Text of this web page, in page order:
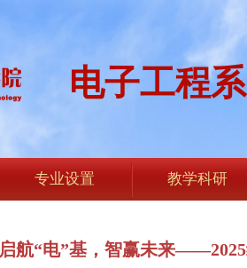
电子工程系
专业设置 教学科研
启航“电”基，智赢未来